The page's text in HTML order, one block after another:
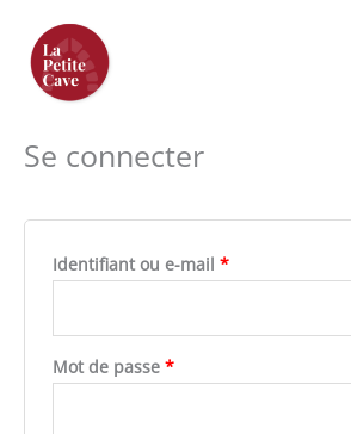
contenu
Se connecter
Identifiant ou e-mail *
Mot de passe *